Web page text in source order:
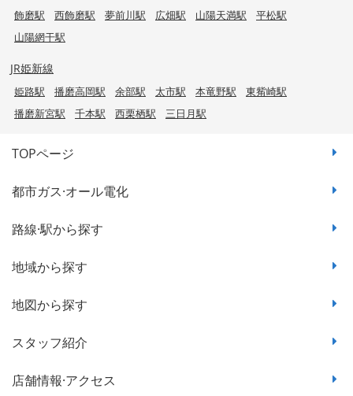
飾磨駅 西飾磨駅 夢前川駅 広畑駅 山陽天満駅
平松駅
山陽網干駅
JR姫新線
姫路駅 播磨高岡駅 余部駅 太市駅 本竜野駅
東觜崎駅
播磨新宮駅
千本駅 西栗栖駅 三日月駅
TOPページ
都市ガス·オール電化
路線·駅から探す
地域から探す
地図から探す
スタッフ紹介
店舗情報·アクセス